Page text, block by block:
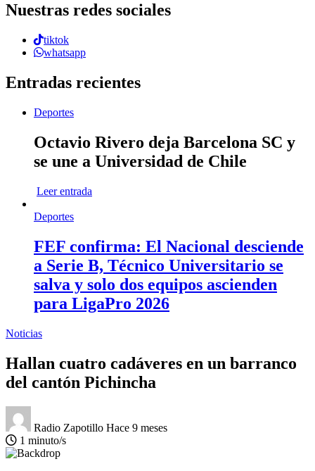
Nuestras redes sociales
tiktok
whatsapp
Entradas recientes
Deportes
Octavio Rivero deja Barcelona SC y
se une a Universidad de Chile
Leer entrada
Deportes
FEF confirma: El Nacional desciende
a Serie B, Técnico Universitario se
salva y solo dos equipos ascienden
para LigaPro 2026
Noticias
Hallan cuatro cadáveres en un barranco
del cantón Pichincha
Radio Zapotillo Hace 9 meses
1 minuto/s